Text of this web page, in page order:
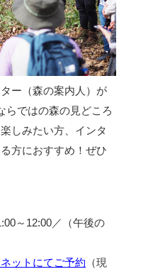
ー（森の案内人）が
らではの森の見どころ
しみたい方、インタ
方におすすめ！ぜひ
～12:00／（午後の
ットにてご予約 （現